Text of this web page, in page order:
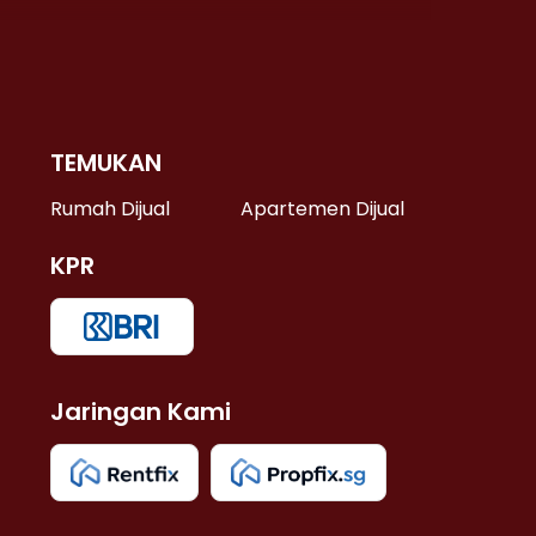
TEMUKAN
Rumah Dijual Apartemen Dijual
KPR
Jaringan Kami